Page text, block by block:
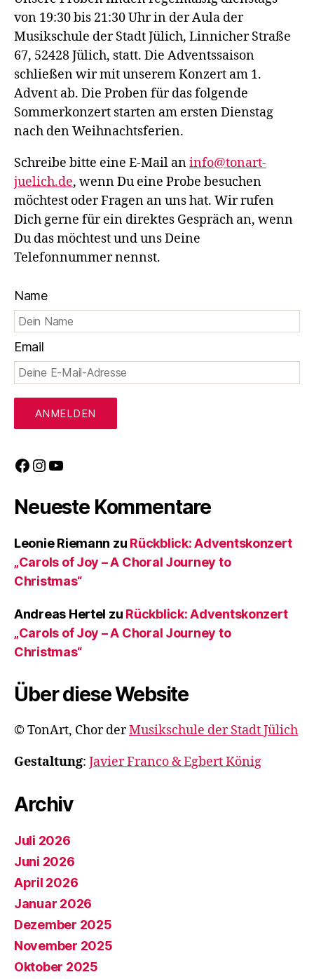
von 19:30 bis 21:30 Uhr in der Aula der
Musikschule der Stadt Jülich, Linnicher Straße
67, 52428 Jülich, statt. Die Adventssaison
schließen wir mit unserem Konzert am 1.
Advent ab. Die Proben für das folgende
Sommerkonzert starten am ersten Dienstag
nach den Weihnachtsferien.
Schreibe bitte eine E-Mail aninfo@tonart-
juelich.de, wenn Du eine Probe besuchen
möchtest oder Fragen an uns hat. Wir rufen
Dich gerne für ein direktes Gespräch an, wenn
Du das möchtest und uns Deine
Telefonnummer nennst.
Name
Email
Facebook
Instagram
YouTube
Neueste Kommentare
Leonie Riemann zu Rückblick: Adventskonzert
„Carols of Joy – A Choral Journey to
Christmas“
Andreas Hertel zu Rückblick: Adventskonzert
„Carols of Joy – A Choral Journey to
Christmas“
Über diese Website
© TonArt, Chor derMusikschule der Stadt Jülich
Gestaltung: Javier Franco & Egbert König
Archiv
Juli 2026
Juni 2026
April 2026
Januar 2026
Dezember 2025
November 2025
Oktober 2025